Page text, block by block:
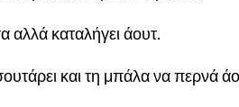
αλλά καταλήγει άουτ.
και τη μπάλα να περνά